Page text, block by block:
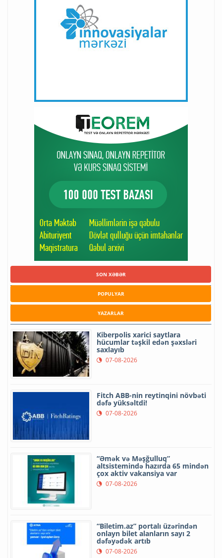
SON XƏBƏR
POPULYAR
YAZARLAR
Kiberpolis xarici saytlara
hücumlar təşkil edən şəxsləri
saxlayıb
07-08-2026
Fitch ABB-nin reytinqini növbəti
dəfə yüksəltdi!
07-08-2026
“Əmək və Məşğulluq”
altsistemində hazırda 65 mindən
çox aktiv vakansiya var
07-08-2026
“Biletim.az” portalı üzərindən
onlayn bilet alanların sayı 2
dəfəyədək artıb
07-08-2026